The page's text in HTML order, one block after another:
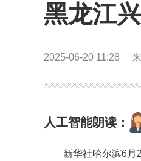
黑龙江
2025-06-20 11:28
人工智能朗读：
新华社哈尔滨6月